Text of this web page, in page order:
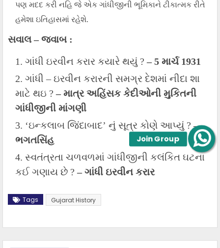
પણ મદદ કરી નહિ જે એક ગાંધીજીની ભૂમિકાને ટીકાત્મક રીતે
હમેશા ઇતિહાસમાં રહેશે.
સવાલ – જવાબ :
ગાંધી ઇરવીન કરાર કયારે થયું ?– 5 માર્ચ 1931
ગાંધી – ઇરવીન કરારની સમગ્ર દેશમાં નીદા શા
માટે થઇ ?– માત્ર અહિંસક કેદીઓની મુકિતની
ગાંધીજીની માંગણી
‘ઇન્કલાબ જિંદાબાદ’ નું સૂત્ર કોણે આપ્યું ?–
ભગતસિંહ
સ્વતંત્રતા ચળવળમાં ગાંધીજીની કલંકિત ઘટના
કઈ ગણાય છે ?– ગાંધી ઇરવીન કરાર
Tags Gujarat History
Join Group